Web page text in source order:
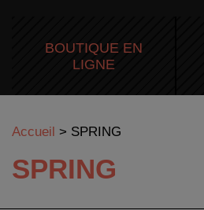
BOUTIQUE EN
LIGNE
Accueil > SPRING
SPRING